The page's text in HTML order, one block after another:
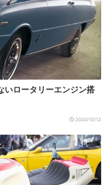
いロータリーエンジン搭
2020/10/12